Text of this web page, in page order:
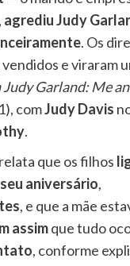
agrediu Judy
. Os
e viraram
Judy Garland: Me
comJudy Davis
.
que os filhos
aniversário,
, e que a mãe
assimque tudo
, conforme